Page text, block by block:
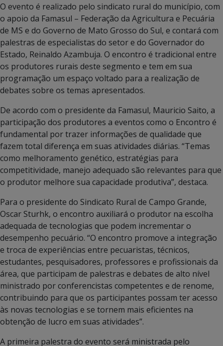
O evento é realizado pelo sindicato rural do município, com
o apoio da Famasul – Federação da Agricultura e Pecuária
de MS e do Governo de Mato Grosso do Sul, e contará com
palestras de especialistas do setor e do Governador do
Estado, Reinaldo Azambuja. O encontro é tradicional entre
os produtores rurais deste segmento e tem em sua
programação um espaço voltado para a realização de
debates sobre os temas apresentados.
De acordo com o presidente da Famasul, Mauricio Saito, a
participação dos produtores a eventos como o Encontro é
fundamental por trazer informações de qualidade que
fazem total diferença em suas atividades diárias. “Temas
como melhoramento genético, estratégias para
competitividade, manejo adequado são relevantes para que
o produtor melhore sua capacidade produtiva”, destaca.
Para o presidente do Sindicato Rural de Campo Grande,
Oscar Sturhk, o encontro auxiliará o produtor na escolha
adequada de tecnologias que podem incrementar o
desempenho pecuário. “O encontro promove a integração
e troca de experiências entre pecuaristas, técnicos,
estudantes, pesquisadores, professores e profissionais da
área, que participam de palestras e debates de alto nível
ministrado por conferencistas competentes e de renome,
contribuindo para que os participantes possam ter acesso
às novas tecnologias e se tornem mais eficientes na
obtenção de lucro em suas atividades”.
A primeira palestra do evento será ministrada pelo